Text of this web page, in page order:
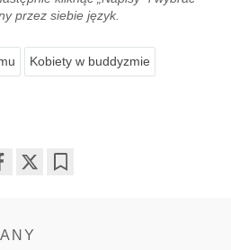
przez siebie język.
Kobiety w buddyzmie